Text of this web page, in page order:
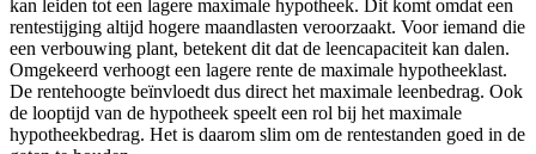
kan leiden tot een lagere maximale hypotheek. Dit komt omdat een
rentestijging altijd hogere maandlasten veroorzaakt. Voor iemand die
een verbouwing plant, betekent dit dat de leencapaciteit kan dalen.
Omgekeerd verhoogt een lagere rente de maximale hypotheeklast.
De rentehoogte beïnvloedt dus direct het maximale leenbedrag. Ook
de looptijd van de hypotheek speelt een rol bij het maximale
hypotheekbedrag. Het is daarom slim om de rentestanden goed in de